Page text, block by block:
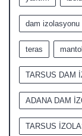
dam izolasyonu
teras
TARSUS DAM
ADANA DAM
TARSUS